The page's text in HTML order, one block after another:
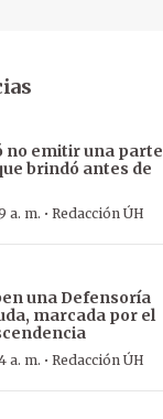
no emitir una parte
brindó antes de
a. m. · Redacción ÚH
una Defensoría
marcada por el
a. m. · Redacción ÚH